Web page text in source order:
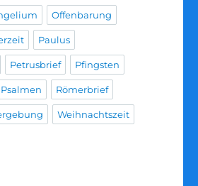
Offenbarung
Paulus
Petrusbrief Pfingsten
Psalmen Römerbrief
Weihnachtszeit